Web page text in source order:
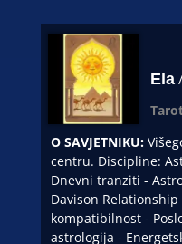
Ela
O SAVJETNIKU:
centru. Discipline:
Dnevni tranziti -
Davison
kompatibilnost -
astrologija -